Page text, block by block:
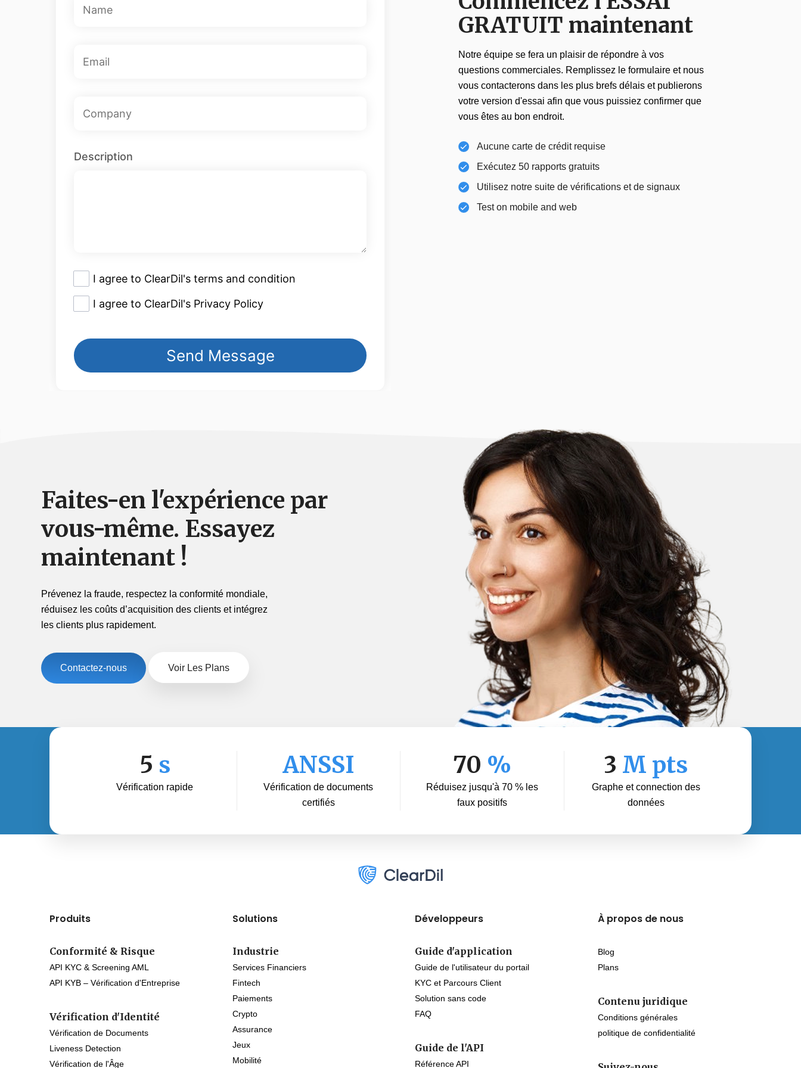
GRATUIT maintenant
Notre équipe se fera un plaisir de répondre à vos
questions commerciales. Remplissez le formulaire et nous
vous contacterons dans les plus brefs délais et publierons
votre version d'essai afin que vous puissiez confirmer que
vous êtes au bon endroit.
Aucune carte de crédit requise
Exécutez 50 rapports gratuits
Utilisez notre suite de vérifications et de signaux
Test on mobile and web
Faites-en l'expérience par
vous-même. Essayez
maintenant !
Prévenez la fraude, respectez la conformité mondiale,
réduisez les coûts d’acquisition des clients et intégrez
les clients plus rapidement.
Contactez-nous Voir Les Plans
5 s
Vérification rapide
ANSSI
Vérification de documents
certifiés
70 %
Réduisez jusqu'à 70 % les
faux positifs
3 M pts
Graphe et connection des
données
Produits
Conformité & Risque
API KYC & Screening AML
API KYB – Vérification d'Entreprise
Vérification d'Identité
Vérification de Documents
Liveness Detection
Vérification de l'Âge
Solutions
Industrie
Services Financiers
Fintech
Paiements
Crypto
Assurance
Jeux
Mobilité
Développeurs
Guide d'application
Guide de l'utilisateur du portail
KYC et Parcours Client
Solution sans code
FAQ
Guide de l'API
Référence API
À propos de nous
Blog
Plans
Contenu juridique
Conditions générales
politique de confidentialité